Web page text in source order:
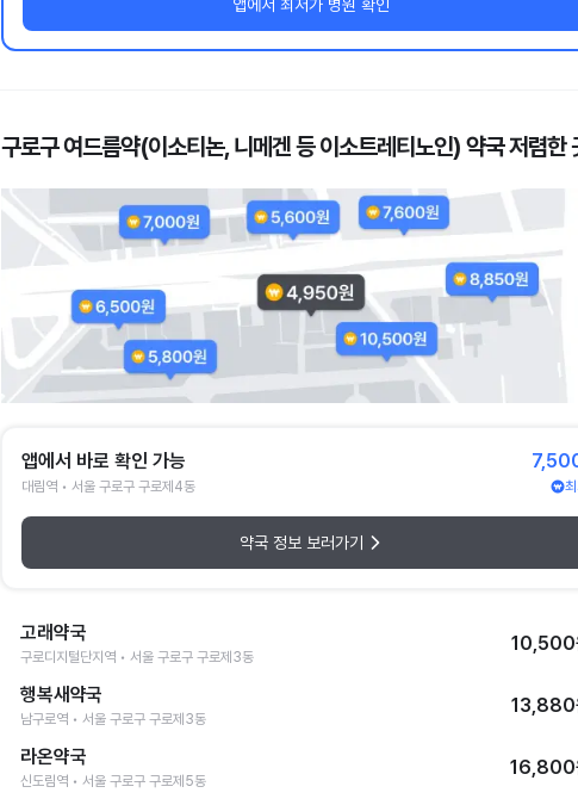
앱에서 최저가 병원 확인
구로구 여드름약(이소티논, 니메겐 등 이소트레티노인) 약국 저렴한
앱에서 바로 확인 가능
대림역 • 서울 구로구 구로제4동
약국 정보 보러가기
고래약국
구로디지털단지역 • 서울 구로구 구로제3동
10,500
행복새약국
남구로역 • 서울 구로구 구로제3동
13,880
라온약국
신도림역 • 서울 구로구 구로제5동
16,800